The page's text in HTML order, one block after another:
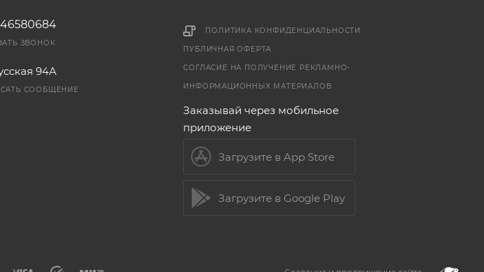
ЗВОНОК
94А
СООБЩЕНИЕ
ПОЛИТИКА КОНФИДЕНЦИАЛЬНОСТИ
ПУБЛИЧНАЯ ОФЕРТА
СОГЛАСИЕ НА ПОЛУЧЕНИЕ РЕКЛАМНО-
ИНФОРМАЦИОННЫХ МАТЕРИАЛОВ
Заказывай через мобильное
приложение
Загрузите в App Store
Загрузите в Google Play